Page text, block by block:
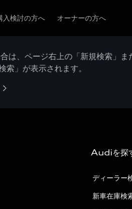
入検討の方へ オーナーの方へ
は、ページ右上の「新規検索」
索」が表示されます。
Audiを探
ディーラー
新車在庫検